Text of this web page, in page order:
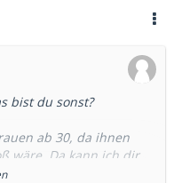
bist du sonst?
ab 30, da ihnen
wäre. Da kann ich dir